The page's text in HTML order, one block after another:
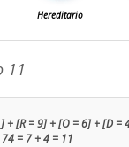
11
+ [R = 9] + [O = 6] + [D =
= 7 + 4 = 11